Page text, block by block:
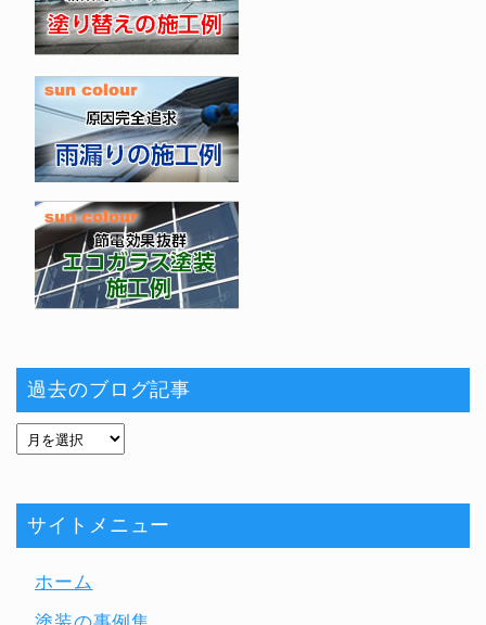
過去のブログ記事
サイトメニュー
ホーム